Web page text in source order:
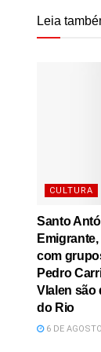
Leia
CULTURA
Santo
com
Pedro
Vlalen são
do Rio
6 DE